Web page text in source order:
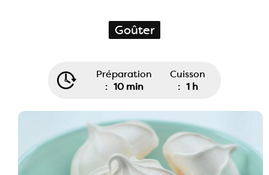
Goûter
Préparation
: 10 min
Cuisson
: 1 h